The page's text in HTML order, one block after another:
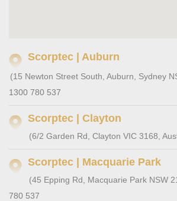
Scorptec | Auburn
(15 Newton Street South, Auburn, Sydney
1300 780 537
Scorptec | Clayton
(6/2 Garden Rd, Clayton VIC 3168,
Scorptec | Macquarie Park
(45 Epping Rd, Macquarie Park NSW
780 537